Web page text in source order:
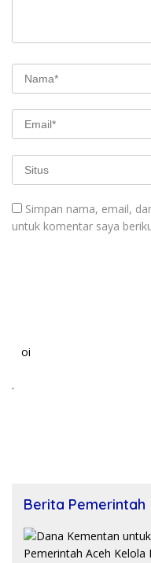
Simpan nama, email,
untuk komentar saya
oi
.
Berita Pemerintah